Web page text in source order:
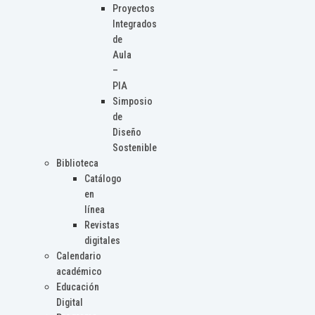
Proyectos
Integrados
de
Aula
–
PIA
Simposio
de
Diseño
Sostenible
Biblioteca
Catálogo
en
línea
Revistas
digitales
Calendario
académico
Educación
Digital